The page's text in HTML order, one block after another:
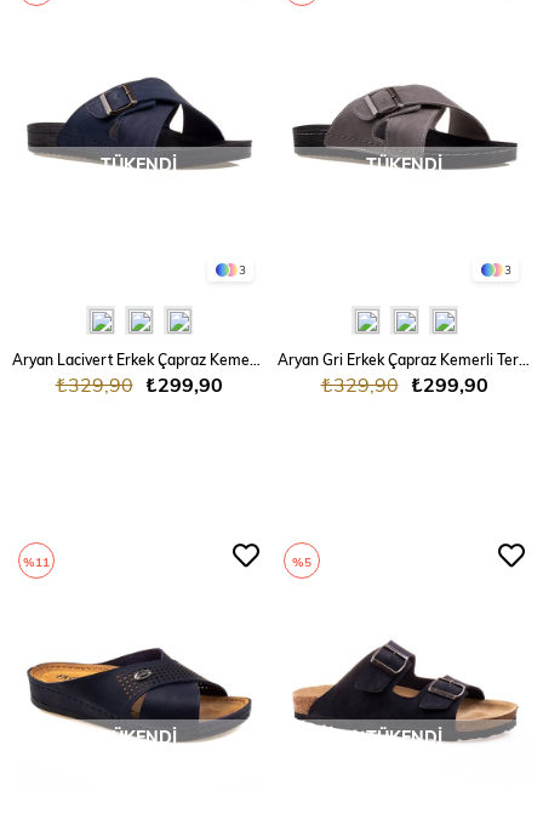
TÜKENDI
3
₺299,90
₺329,90
TÜKENDI
3
₺299,90
₺329,90
TÜKENDI
%11
TÜKENDI
%5